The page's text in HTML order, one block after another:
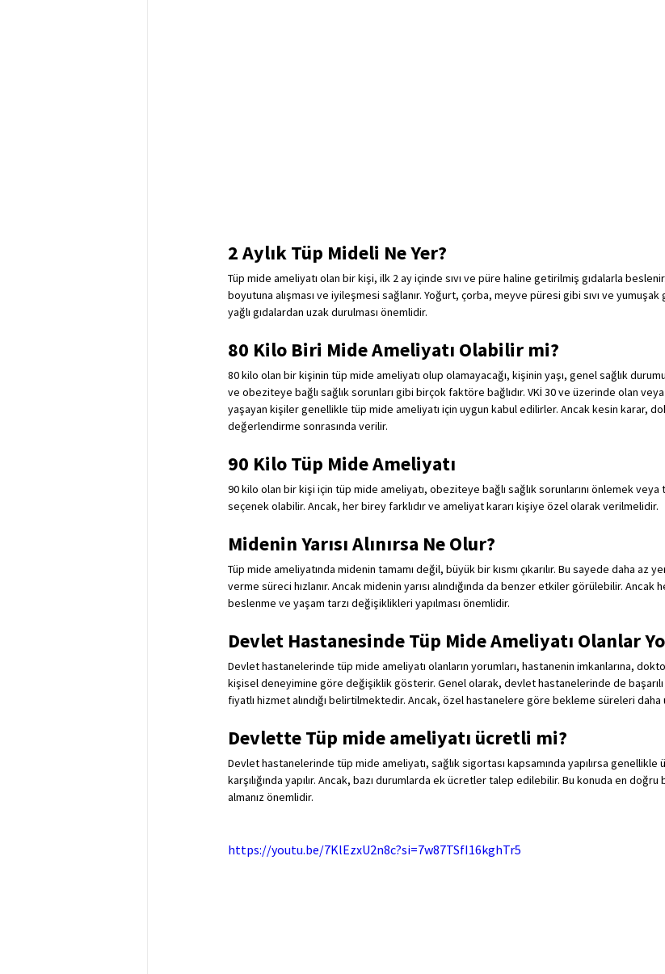
2 Aylık Tüp Mideli Ne Yer?
Tüp mide ameliyatı olan bir kişi, ilk 2 ay içinde sıvı ve püre haline getirilmiş gıdalarla
boyutuna alışması ve iyileşmesi sağlanır. Yoğurt, çorba, meyve püresi gibi sıvı ve yumuşak
yağlı gıdalardan uzak durulması önemlidir.
80 Kilo Biri Mide Ameliyatı Olabilir mi?
80 kilo olan bir kişinin tüp mide ameliyatı olup olamayacağı, kişinin yaşı, genel sağlık
ve obeziteye bağlı sağlık sorunları gibi birçok faktöre bağlıdır. VKİ 30 ve üzerinde olan
yaşayan kişiler genellikle tüp mide ameliyatı için uygun kabul edilirler. Ancak kesin karar,
değerlendirme sonrasında verilir.
90 Kilo Tüp Mide Ameliyatı
90 kilo olan bir kişi için tüp mide ameliyatı, obeziteye bağlı sağlık sorunlarını önlemek
seçenek olabilir. Ancak, her birey farklıdır ve ameliyat kararı kişiye özel olarak verilmelidir.
Midenin Yarısı Alınırsa Ne Olur?
Tüp mide ameliyatında midenin tamamı değil, büyük bir kısmı çıkarılır. Bu sayede daha az
verme süreci hızlanır. Ancak midenin yarısı alındığında da benzer etkiler görülebilir. Ancak
beslenme ve yaşam tarzı değişiklikleri yapılması önemlidir.
Devlet Hastanesinde Tüp Mide Ameliyatı Olanlar
Devlet hastanelerinde tüp mide ameliyatı olanların yorumları, hastanenin imkanlarına,
kişisel deneyimine göre değişiklik gösterir. Genel olarak, devlet hastanelerinde de başarılı
fiyatlı hizmet alındığı belirtilmektedir. Ancak, özel hastanelere göre bekleme süreleri
Devlette Tüp mide ameliyatı ücretli mi?
Devlet hastanelerinde tüp mide ameliyatı, sağlık sigortası kapsamında yapılırsa
karşılığında yapılır. Ancak, bazı durumlarda ek ücretler talep edilebilir. Bu konuda en
almanız önemlidir.
https://youtu.be/7KlEzxU2n8c?si=7w87TSfI16kghTr5